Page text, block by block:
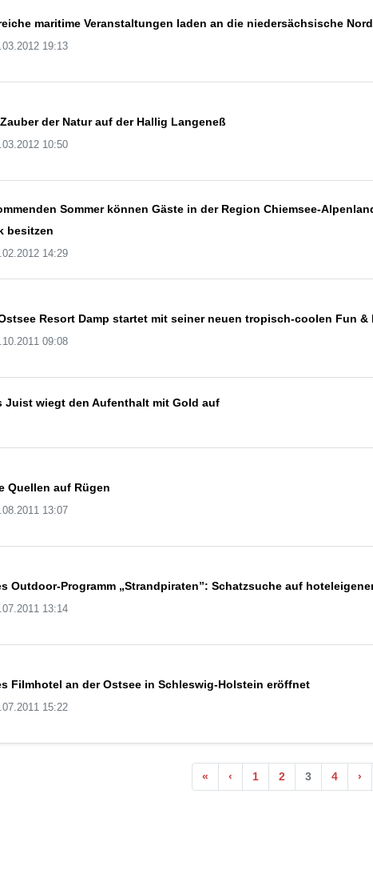
maritime Veranstaltungen laden an die niedersächsische
19:13
der Natur auf der Hallig Langeneß
10:50
Sommer können Gäste in der Region Chiemsee-
besitzen
14:29
Resort Damp startet mit seiner neuen tropisch-coolen Fun
09:08
Juist wiegt den Aufenthalt mit Gold auf
Quellen auf Rügen
13:07
Outdoor-Programm „Strandpiraten”: Schatzsuche auf
13:14
Filmhotel an der Ostsee in Schleswig-Holstein eröffnet
15:22
« ‹ 1 2 3 4 ›